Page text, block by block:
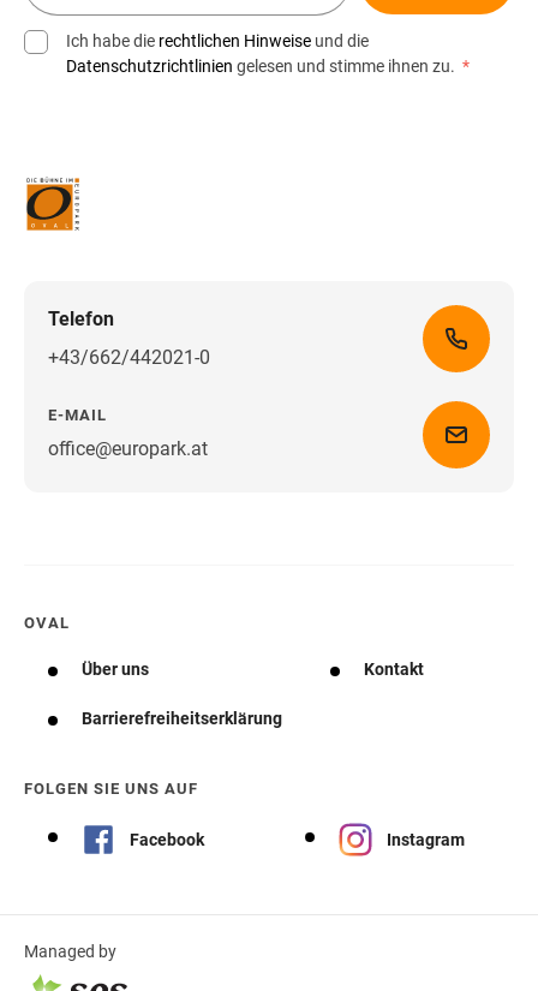
Ich habe die rechtlichen Hinweise und die
Datenschutzrichtlinien gelesen und stimme ihnen zu. *
Telefon
+43/662/442021-0
E-MAIL
office@europark.atWegbeschreibung erhalten
OVAL
Über uns Kontakt
Barrierefreiheitserklärung
FOLGEN SIE UNS AUF
Facebook Instagram
Managed by